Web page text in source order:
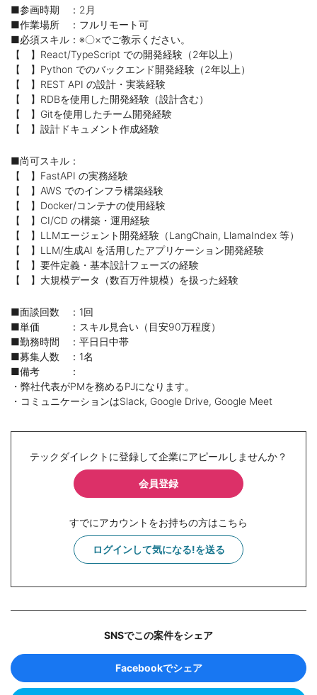
■参画時期 ：2月
■作業場所 ：フルリモート可
■必須スキル：※〇×でご教示ください。
【 】React/TypeScript での開発経験（2年以上）
【 】Python でのバックエンド開発経験（2年以上）
【 】REST API の設計・実装経験
【 】RDBを使用した開発経験（設計含む）
【 】Gitを使用したチーム開発経験
【 】設計ドキュメント作成経験
■尚可スキル：
【 】FastAPI の実務経験
【 】AWS でのインフラ構築経験
【 】Docker/コンテナの使用経験
【 】CI/CD の構築・運用経験
【 】LLMエージェント開発経験（LangChain, LlamaIndex 等）
【 】LLM/生成AI を活用したアプリケーション開発経験
【 】要件定義・基本設計フェーズの経験
【 】大規模データ（数百万件規模）を扱った経験
■面談回数 ：1回
■単価 ：スキル見合い（目安90万程度）
■勤務時間 ：平日日中帯
■募集人数 ：1名
■備考 ：
・弊社代表がPMを務めるPJになります。
・コミュニケーションはSlack, Google Drive, Google Meet
テックダイレクトに登録して企業にアピールしませんか？
会員登録
すでにアカウントをお持ちの方はこちら
ログインして気になる!を送る
SNSでこの案件をシェア
Facebookでシェア